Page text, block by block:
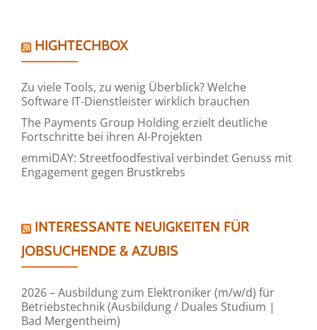
HIGHTECHBOX
Zu viele Tools, zu wenig Überblick? Welche
Software IT-Dienstleister wirklich brauchen
The Payments Group Holding erzielt deutliche
Fortschritte bei ihren AI-Projekten
emmiDAY: Streetfoodfestival verbindet Genuss mit
Engagement gegen Brustkrebs
INTERESSANTE NEUIGKEITEN FÜR
JOBSUCHENDE & AZUBIS
2026 – Ausbildung zum Elektroniker (m/w/d) für
Betriebstechnik (Ausbildung / Duales Studium |
Bad Mergentheim)